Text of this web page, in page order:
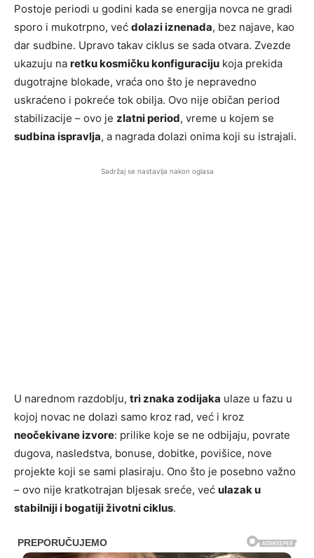
Postoje periodi u godini kada se energija novca ne gradi
sporo i mukotrpno, već dolazi iznenada, bez najave, kao
dar sudbine. Upravo takav ciklus se sada otvara. Zvezde
ukazuju na retku kosmičku konfiguraciju koja prekida
dugotrajne blokade, vraća ono što je nepravedno
uskraćeno i pokreće tok obilja. Ovo nije običan period
stabilizacije – ovo je zlatni period, vreme u kojem se
sudbina ispravlja, a nagrada dolazi onima koji su istrajali.
Sadržaj se nastavlja nakon oglasa
U narednom razdoblju, tri znaka zodijaka ulaze u fazu u
kojoj novac ne dolazi samo kroz rad, već i kroz
neočekivane izvore: prilike koje se ne odbijaju, povrate
dugova, nasledstva, bonuse, dobitke, povišice, nove
projekte koji se sami plasiraju. Ono što je posebno važno
– ovo nije kratkotrajan bljesak sreće, već ulazak u
stabilniji i bogatiji životni ciklus.